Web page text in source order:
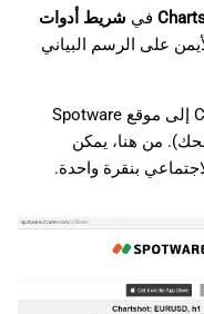
Melayu
ไทย
한국어
中文
Deutsch
في شريط أدوات
على الرسم البياني
بشكل افتراضي، يتم تحميل كل Chartshot إلى موقع Spotware
من هنا، يمكن
بنقرة واحدة.